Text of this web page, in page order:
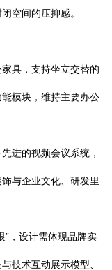
空间的压抑感。
具，支持坐立交替的
模块，维持主要办公
进的视频会议系统，
与企业文化、研发里
”，设计需体现品牌实
技术互动展示模型、